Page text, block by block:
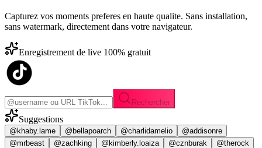
Capturez vos moments preferes en haute qualite. Sans installation,
sans watermark, directement dans votre navigateur.
Enregistrement de live 100% gratuit
Rechercher
Suggestions
@khaby.lame @bellapoarch @charlidamelio
@addisonre
@mrbeast
@zachking @kimberly.loaiza @cznburak
@therock